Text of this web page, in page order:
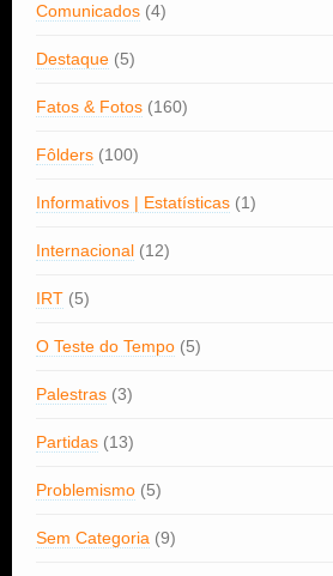
Comunicados (4)
Destaque (5)
Fatos & Fotos (160)
Fôlders (100)
Informativos | Estatísticas (1)
Internacional (12)
IRT (5)
O Teste do Tempo (5)
Palestras (3)
Partidas (13)
Problemismo (5)
Sem Categoria (9)